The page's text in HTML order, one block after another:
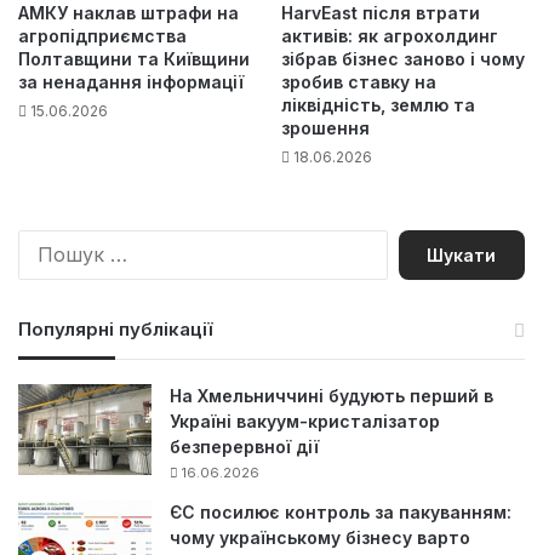
АМКУ наклав штрафи на
агропідприємства
Полтавщини та Київщини
за ненадання інформації
15.06.2026
HarvEast після втрати
активів: як агрохолдинг
зібрав бізнес заново і чому
зробив ставку на
ліквідність, землю та
зрошення
18.06.2026
П
Популярні публікації
На Хмельниччині будують перший в
Україні вакуум-кристалізатор
безперервної дії
16.06.2026
ЄС посилює контроль за пакуванням:
чому українському бізнесу варто